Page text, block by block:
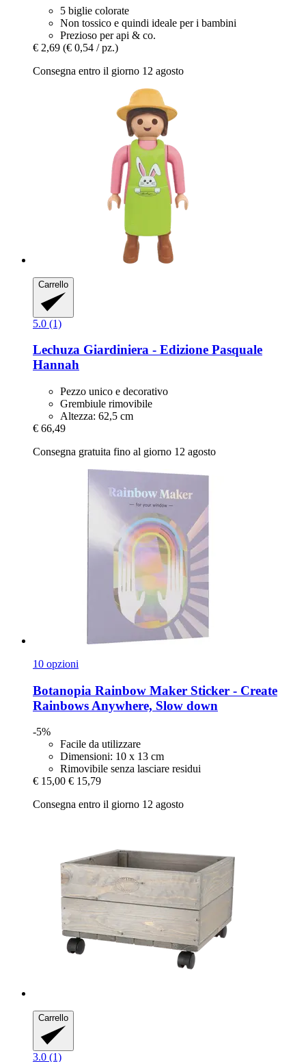
5 biglie colorate
Non tossico e quindi ideale per i bambini
Prezioso per api & co.
€ 2,69 (€ 0,54 / pz.)
Consegna entro il giorno 12 agosto
Carrello
5.0 (1)
Lechuza Giardiniera -​ Edizione Pasquale
Hannah
Pezzo unico e decorativo
Grembiule rimovibile
Altezza: 62,5 cm
€ 66,49
Consegna gratuita fino al giorno 12 agosto
10 opzioni
Botanopia Rainbow Maker Sticker -​ Create
Rainbows Anywhere, Slow down
-5%
Facile da utilizzare
Dimensioni: 10 x 13 cm
Rimovibile senza lasciare residui
€ 15,00 € 15,79
Consegna entro il giorno 12 agosto
Carrello
3.0 (1)